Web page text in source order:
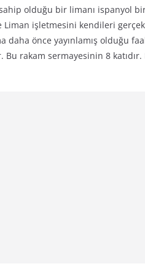
olduğu bir limanı ispanyol
işletmesini kendileri
daha önce yayınlamış olduğu
Bu rakam sermayesinin 8